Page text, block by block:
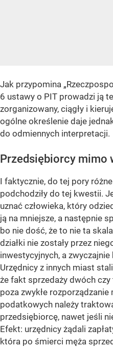
Jak przypomina
6 ustawy o PIT prowadzi ją
zorganizowany, ciągły i
ogólne określenie daje
do odmiennych interpretacji.
Przedsiębiorcy mimo
I faktycznie, do tej pory
podchodziły do tej kwestii.
uznać człowieka, który
ją na mniejsze, a następnie
bo nie dość, że to nie ta
działki nie zostały przez
inwestycyjnych, a zwyczajnie
Urzędnicy z innych miast
że fakt sprzedaży dwóch
poza zwykłe
podatkowych należy
przedsiębiorcę, nawet jeśli
Efekt: urzędnicy żądali
która po śmierci męża